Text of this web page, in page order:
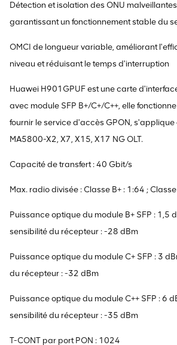
Détection et isolation des ONU
garantissant un fonctionnement stable du
OMCI de longueur variable, améliorant
niveau et réduisant le temps d'interruption
Huawei H901GPUF est une carte
avec module SFP B+/C+/C++, elle
fournir le service d'accès GPON,
MA5800-X2, X7, X15, X17 NG OLT.
Capacité de transfert : 40 Gbit/s
Max. radio divisée : Classe B+ : 1:64 ;
Puissance optique du module B+ SFP : 1,5
sensibilité du récepteur : -28 dBm
Puissance optique du module C+ SFP : 3
du récepteur : -32 dBm
Puissance optique du module C++ SFP : 6
sensibilité du récepteur : -35 dBm
T-CONT par port PON : 1024